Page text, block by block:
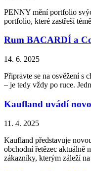
PENNY mění portfolio
portfolio, které zastřeší
Rum BACARDÍ a
14. 6. 2025
Připravte se na osvěžení
– je tedy vždy po ruce.
Kaufland uvádí
11. 4. 2025
Kaufland představuje
obchodní řetězec aktuálně
zákazníky, kterým záleží